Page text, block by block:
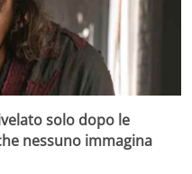
solo dopo le
nessuno immagina